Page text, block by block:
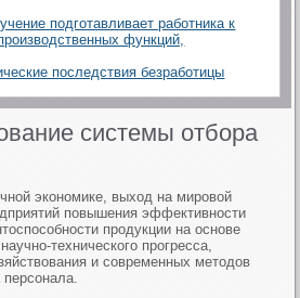
подготавливает работника к
функций,
последствия безработицы
системы отбора
экономике, выход на мировой
повышения эффективности
продукции на основе
технического прогресса,
и современных методов